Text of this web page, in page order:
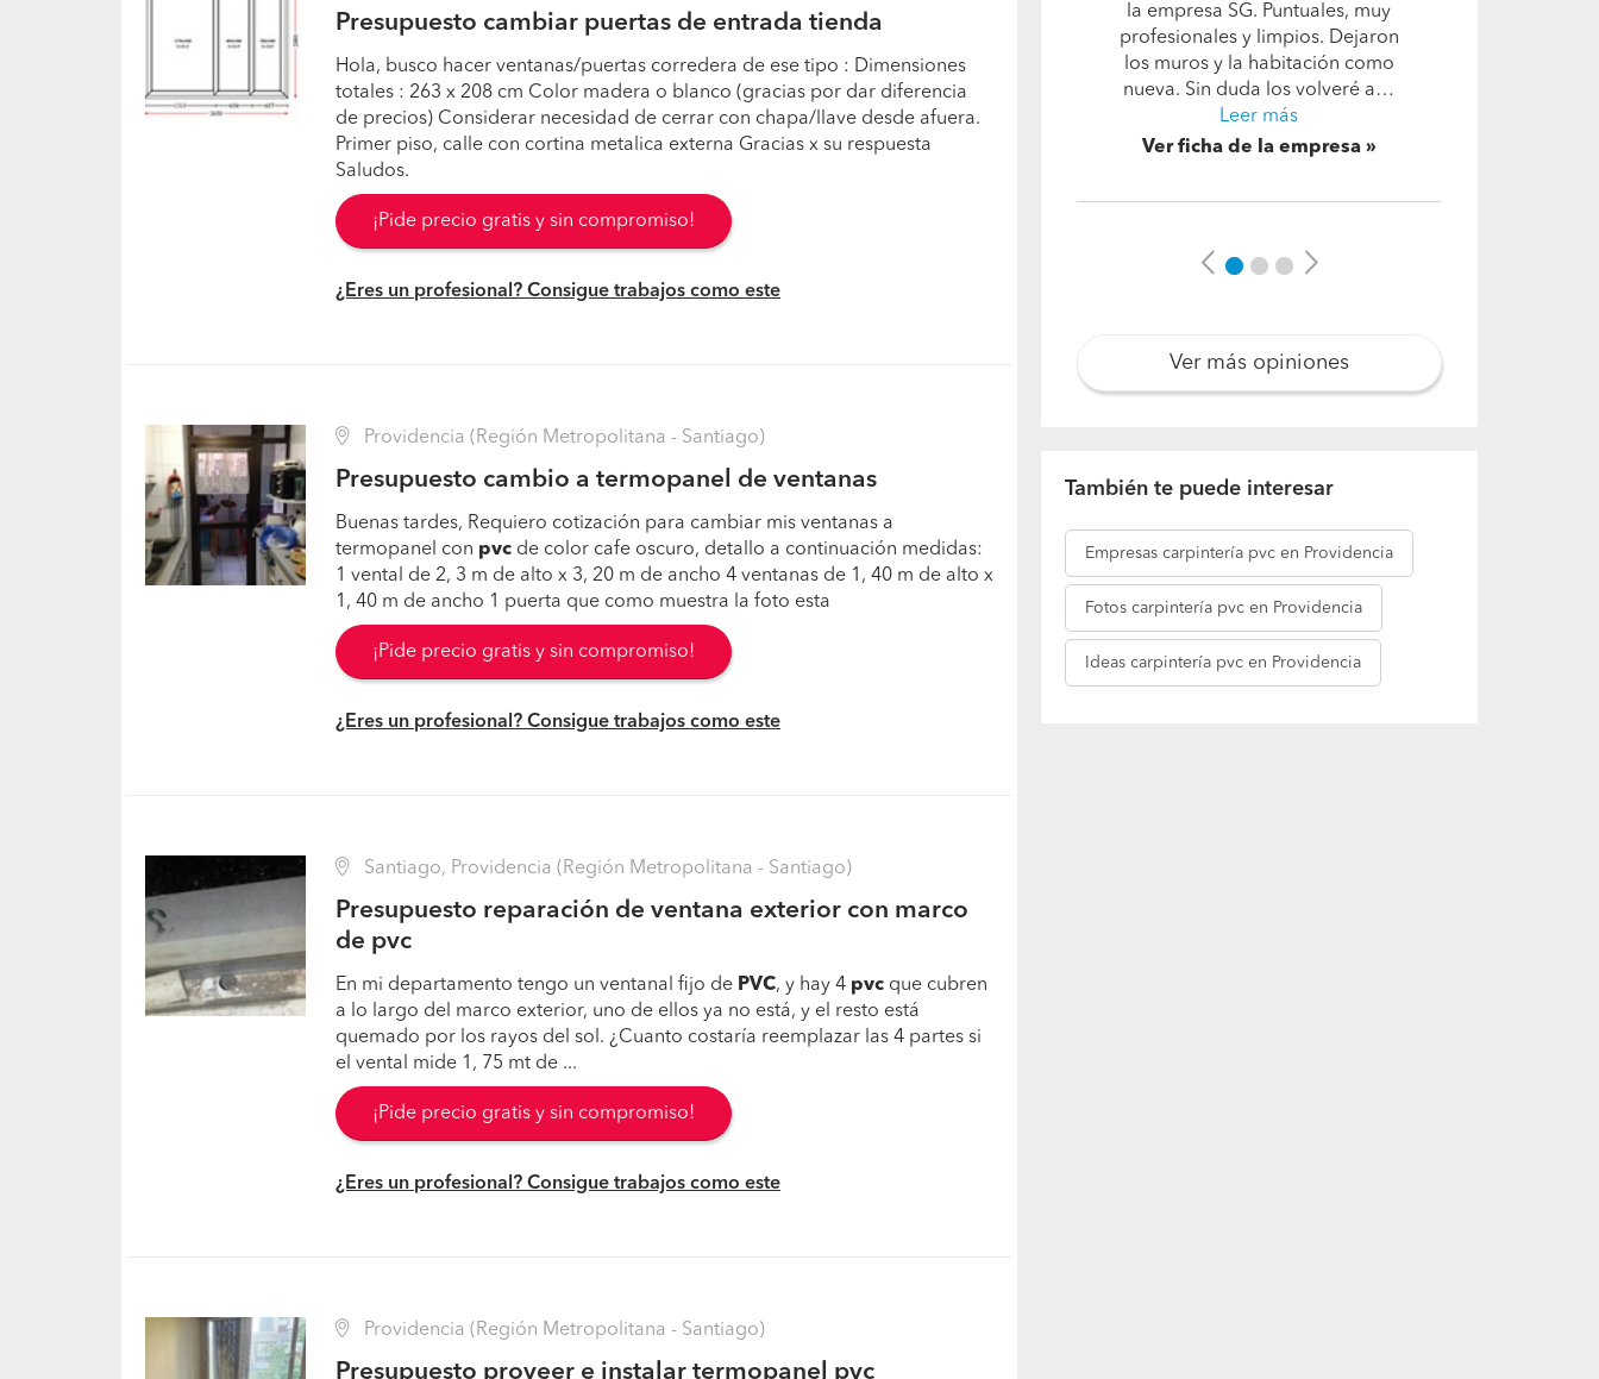
Presupuesto cambiar puertas de entrada tienda
Hola, busco hacer ventanas/puertas corredera de ese tipo : Dimensiones
totales : 263 x 208 cm Color madera o blanco (gracias por dar diferencia
de precios) Considerar necesidad de cerrar con chapa/llave desde afuera.
Primer piso, calle con cortina metalica externa Gracias x su respuesta
Saludos.
¡Pide precio gratis y sin compromiso!
¿Eres un profesional? Consigue trabajos como este
Providencia (Región Metropolitana - Santiago)
Presupuesto cambio a termopanel de ventanas
Buenas tardes, Requiero cotización para cambiar mis ventanas a
termopanel con pvc de color cafe oscuro, detallo a continuación medidas:
1 vental de 2, 3 m de alto x 3, 20 m de ancho 4 ventanas de 1, 40 m de alto x
1, 40 m de ancho 1 puerta que como muestra la foto esta
¡Pide precio gratis y sin compromiso!
¿Eres un profesional? Consigue trabajos como este
Santiago, Providencia (Región Metropolitana - Santiago)
Presupuesto reparación de ventana exterior con marco
de pvc
En mi departamento tengo un ventanal fijo de PVC, y hay 4 pvc que cubren
a lo largo del marco exterior, uno de ellos ya no está, y el resto está
quemado por los rayos del sol. ¿Cuanto costaría reemplazar las 4 partes si
el vental mide 1, 75 mt de ...
¡Pide precio gratis y sin compromiso!
¿Eres un profesional? Consigue trabajos como este
Providencia (Región Metropolitana - Santiago)
Presupuesto proveer e instalar termopanel pvc
responsable y honrado.
Ver ficha de la empresa
Ver más opiniones
También te puede interesar
Ideascarpintería pvc en Providencia